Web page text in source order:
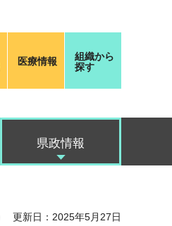
医療情報
組織から
探す
県政情報
更新日：2025年5月27日